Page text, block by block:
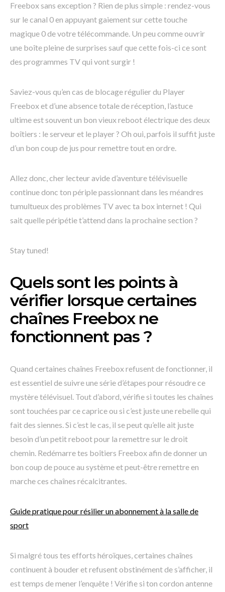
Freebox sans exception ? Rien de plus simple : rendez-vous
sur le canal 0 en appuyant gaiement sur cette touche
magique 0 de votre télécommande. Un peu comme ouvrir
une boîte pleine de surprises sauf que cette fois-ci ce sont
des programmes TV qui vont surgir !
Saviez-vous qu’en cas de blocage régulier du Player
Freebox et d’une absence totale de réception, l’astuce
ultime est souvent un bon vieux reboot électrique des deux
boîtiers : le serveur et le player ? Oh oui, parfois il suffit juste
d’un bon coup de jus pour remettre tout en ordre.
Allez donc, cher lecteur avide d’aventure télévisuelle
continue donc ton périple passionnant dans les méandres
tumultueux des problèmes TV avec ta box internet ! Qui
sait quelle péripétie t’attend dans la prochaine section ?
Stay tuned!
Quels sont les points à
vérifier lorsque certaines
chaînes Freebox ne
fonctionnent pas ?
Quand certaines chaînes Freebox refusent de fonctionner, il
est essentiel de suivre une série d’étapes pour résoudre ce
mystère télévisuel. Tout d’abord, vérifie si toutes les chaînes
sont touchées par ce caprice ou si c’est juste une rebelle qui
fait des siennes. Si c’est le cas, il se peut qu’elle ait juste
besoin d’un petit reboot pour la remettre sur le droit
chemin. Redémarre tes boîtiers Freebox afin de donner un
bon coup de pouce au système et peut-être remettre en
marche ces chaînes récalcitrantes.
Guide pratique pour résilier un abonnement à la salle de
sport
Si malgré tous tes efforts héroïques, certaines chaînes
continuent à bouder et refusent obstinément de s’afficher, il
est temps de mener l’enquête ! Vérifie si ton cordon antenne